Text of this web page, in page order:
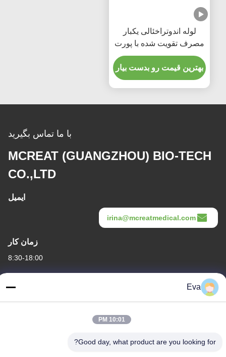
لوله اندوتراخئالی یکبار
مصرف تقویت شده با پورت
مکش میکرو نازک PU
بهترین قیمت رو بدست بیار
با ما تماس بگیرید
MCREAT (GUANGZHOU) BIO-TECH
CO.,LTD
ایمیل
irina@mcreatmedical.com
زمان کار
8:30-18:00
آدرس
منطقه Panyu، گوانگژو، گوانگدونگ چین
تلفن
Eva
10:01 PM
Good day, what product are you looking for?